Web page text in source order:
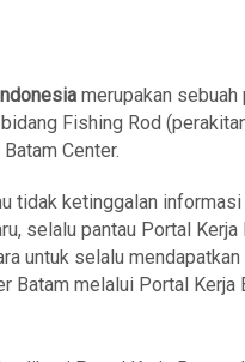
merupakan sebuah
Fishing Rod
Center.
tidak ketinggalan
selalu pantau Portal Kerja
untuk selalu
Batam melalui Portal Kerja